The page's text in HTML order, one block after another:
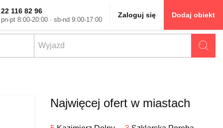
22 116 82 96
pn-pt 8:00-20:00 · sb-nd 9:00-17:00
Zaloguj się Dodaj obiekt
Najwięcej ofert w miastach